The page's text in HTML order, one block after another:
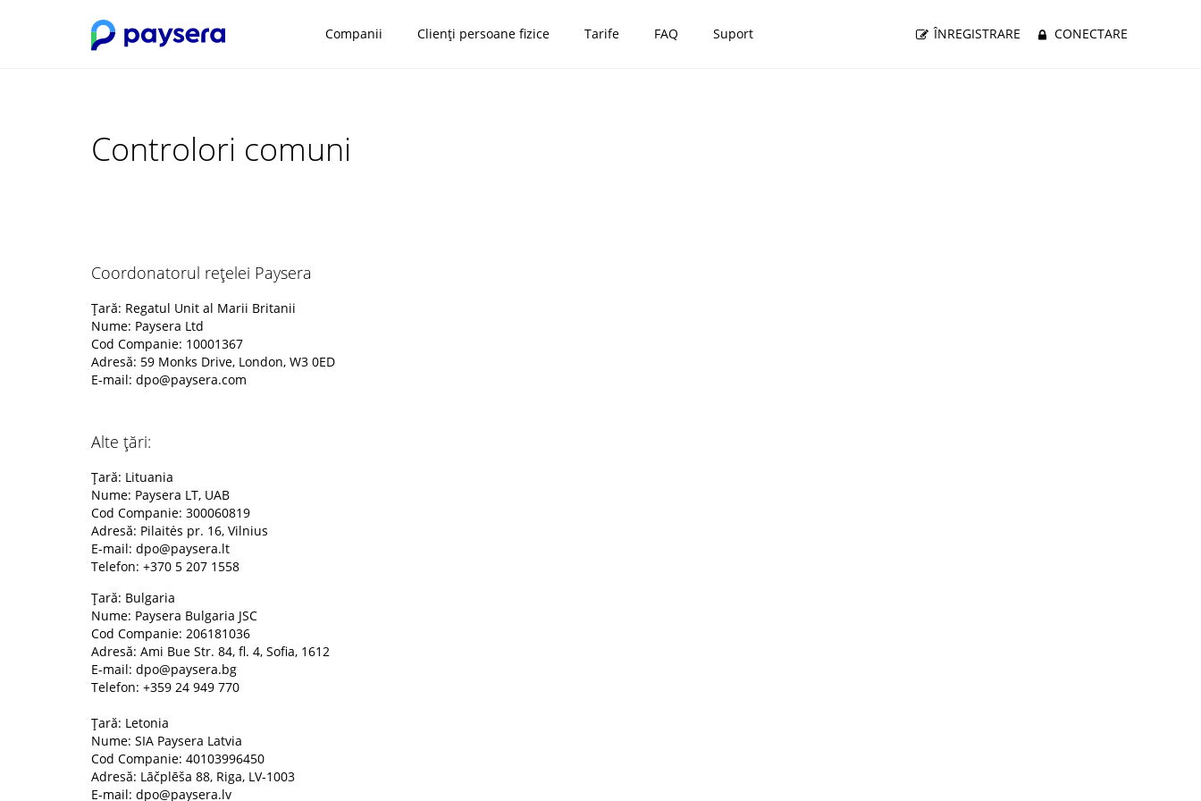
Companii Clienți persoane fizice Tarife FAQ Suport ÎNREGISTRARE CONECTARE
Controlori comuni
Coordonatorul rețelei Paysera
Țară: Regatul Unit al Marii Britanii
Nume: Paysera Ltd
Cod Companie: 10001367
Adresă: 59 Monks Drive, London, W3 0ED
E-mail: dpo@paysera.com
Alte țări:
Țară: Lituania
Nume: Paysera LT, UAB
Cod Companie: 300060819
Adresă: Pilaitės pr. 16, Vilnius
E-mail: dpo@paysera.lt
Telefon: +370 5 207 1558
Țară: Bulgaria
Nume: Paysera Bulgaria JSC
Cod Companie: 206181036
Adresă: Ami Bue Str. 84, fl. 4, Sofia, 1612
E-mail: dpo@paysera.bg
Telefon: +359 24 949 770
Țară: Letonia
Nume: SIA Paysera Latvia
Cod Companie: 40103996450
Adresă: Lāčplēša 88, Riga, LV-1003
E-mail: dpo@paysera.lv